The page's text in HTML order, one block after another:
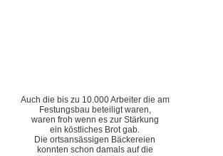
Auch die bis zu 10.000 Arbeiter die am
Festungsbau beteiligt waren,
waren froh wenn es zur Stärkung
ein köstliches Brot gab.
Die ortsansässigen Bäckereien
konnten schon damals auf die